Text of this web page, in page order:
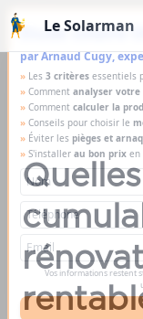
Étude solaire
par Arnaud Cugy,
» Les 3 critères essentiels
» Comment analyser
» Comment calculer la
» Conseils pour choisir le
» Éviter les pièges et
» S'installer au bon prix en
Vos informations restent
Aller au contenu
Le Solarman